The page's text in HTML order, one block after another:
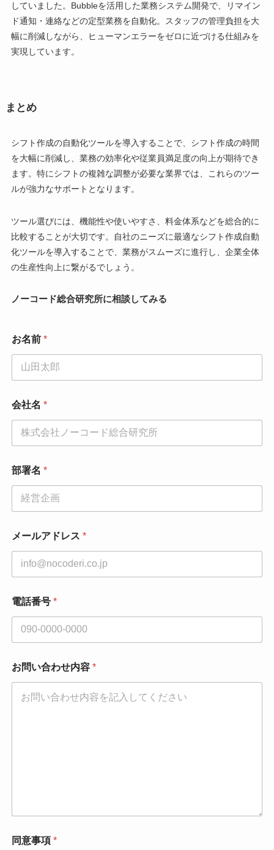
していました。Bubbleを活用した業務システム開発で、リマイン
ド通知・連絡などの定型業務を自動化。スタッフの管理負担を大
幅に削減しながら、ヒューマンエラーをゼロに近づける仕組みを
実現しています。
まとめ
シフト作成の自動化ツールを導入することで、シフト作成の時間
を大幅に削減し、業務の効率化や従業員満足度の向上が期待でき
ます。特にシフトの複雑な調整が必要な業界では、これらのツー
ルが強力なサポートとなります。
ツール選びには、機能性や使いやすさ、料金体系などを総合的に
比較することが大切です。自社のニーズに最適なシフト作成自動
化ツールを導入することで、業務がスムーズに進行し、企業全体
の生産性向上に繋がるでしょう。
ノーコード総合研究所に相談してみる
お名前 *
会社名 *
部署名 *
メールアドレス *
*
*
電話番号 *
お問い合わせ内容 *
同意事項 *